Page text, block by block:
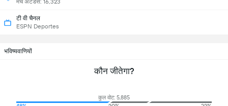
मैच अटेंडेंस: 16,323
टी वी चैनल
ESPN Deportes
भविष्यवाणियों
कौन जीतेगा?
कुल वोट: 5,885